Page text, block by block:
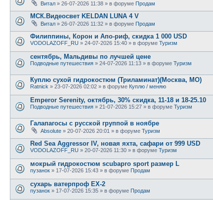
Витал » 26-07-2026 11:38 » в форуме Продам
МСК.Видеосвет KELDAN LUNA 4 V
Витал » 26-07-2026 11:32 » в форуме Продам
Филиппины, Корон и Апо-риф, скидка 1 000 USD
VODOLAZOFF_RU » 24-07-2026 15:40 » в форуме Туризм
сентябрь, Мальдивы по лучшей цене
Подводные путешествия » 24-07-2026 11:13 » в форуме Туризм
Куплю сухой гидрокостюм (Триламинат)(Москва, МО)
Ratnick » 23-07-2026 02:02 » в форуме Куплю / меняю
Emperor Serenity, октябрь, 30% скидка, 11-18 и 18-25.10
Подводные путешествия » 21-07-2026 15:27 » в форуме Туризм
Галапагосы с русской группой в ноябре
Absolute » 20-07-2026 20:01 » в форуме Туризм
Red Sea Aggressor IV, новая яхта, сафари от 999 USD
VODOLAZOFF_RU » 20-07-2026 11:30 » в форуме Туризм
мокрый гидрокостюм scubapro sport размер L
пузанок » 17-07-2026 15:43 » в форуме Продам
сухарь ватерпроф ЕХ-2
пузанок » 17-07-2026 15:35 » в форуме Продам